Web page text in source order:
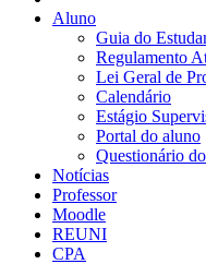
Aluno
Guia do
Regulamento
Lei Geral de
Calendário
Estágio
Portal do aluno
Questionário
Notícias
Professor
Moodle
REUNI
CPA